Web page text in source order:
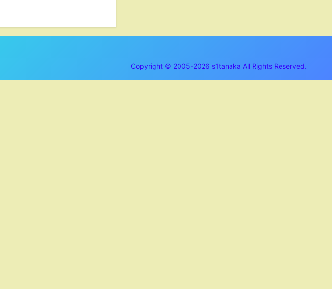
Copyright © 2005-2026 s1tanaka All Rights Reserved.